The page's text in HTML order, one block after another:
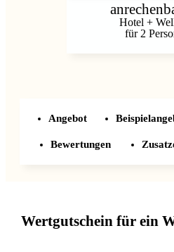
Hotel +
für 2
Angebot
Bewertungen
Wertgutschein für ein